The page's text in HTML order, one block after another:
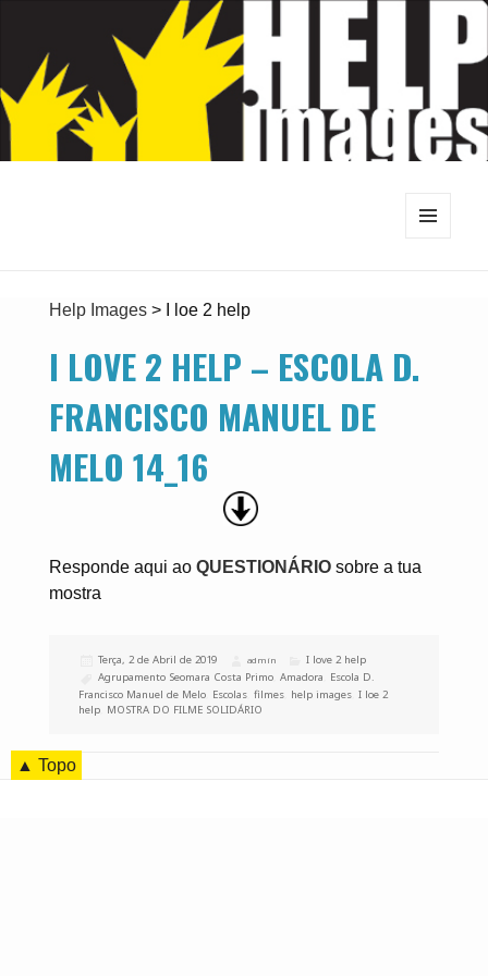
Help Images> I loe 2 help
I LOVE 2 HELP – ESCOLA D.
FRANCISCO MANUEL DE
MELO 14_16
Responde aqui ao QUESTIONÁRIO sobre a tua
mostra
Publicado
Terça, 2 de Abril de 2019 Autor
admin Categorias
I love 2 help
Etiquetas
Agrupamento Seomara Costa Primo ,Amadora
Escola D.
Francisco Manuel de Melo Escolas ,filmes help images ,I loe 2
help MOSTRA DO FILME SOLIDÁRIO
▲ Topo